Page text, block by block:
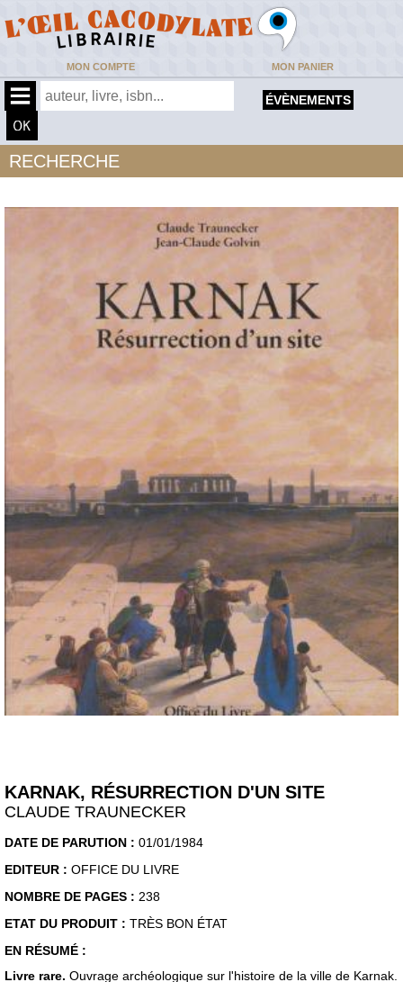
MON COMPTE MON PANIER
ÉVÈNEMENTS
RECHERCHE
KARNAK, RÉSURRECTION D'UN SITE
CLAUDE TRAUNECKER
DATE DE PARUTION : 01/01/1984
EDITEUR : OFFICE DU LIVRE
NOMBRE DE PAGES : 238
ETAT DU PRODUIT : TRÈS BON ÉTAT
EN RÉSUMÉ :
Livre rare. Ouvrage archéologique sur l'histoire de la ville de Karnak.